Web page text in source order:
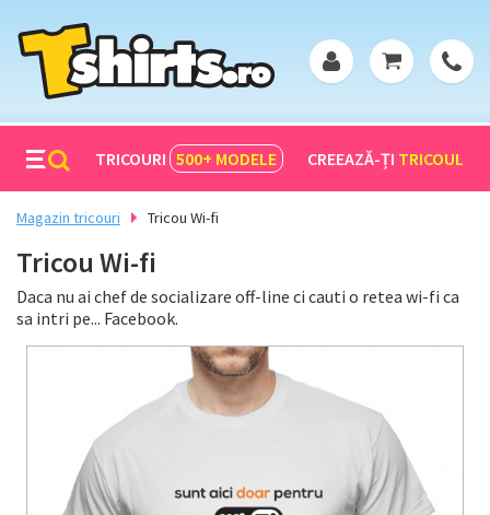
TRICOURI 500+ MODELE CREEAZĂ-ȚI TRICOUL
Magazin tricouri Tricou Wi-fi
Tricou Wi-fi
Daca nu ai chef de socializare off-line ci cauti o retea wi-fi ca
sa intri pe... Facebook.